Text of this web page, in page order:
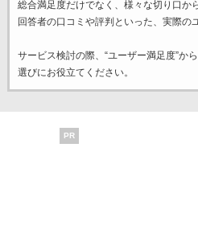
総合満足度だけでなく、様々な切り口か
回答者の口コミや評判といった、実際の
サービス検討の際、“ユーザー満足度”か
選びにお役立てください。
PR